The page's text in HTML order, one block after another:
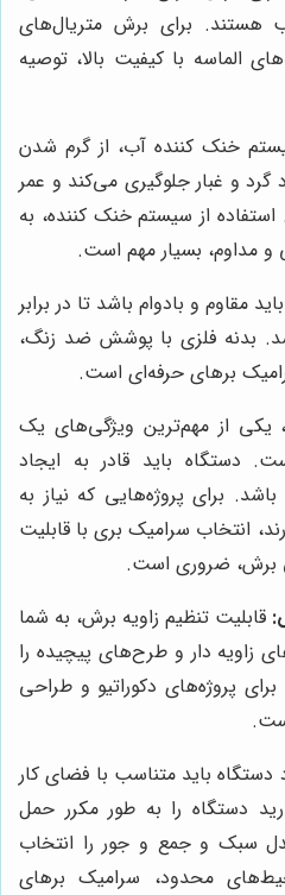
هستند. برای برش متریال‌های
الماسه با کیفیت بالا، توصیه
خنک کننده آب، از گرم شدن
گرد و غبار جلوگیری می‌کند و عمر
از سیستم خنک کننده، به
و مداوم، بسیار مهم است.
مقاوم و بادوام باشد تا در برابر
بدنه فلزی با پوشش ضد زنگ،
برهای حرفه‌ای است.
از مهم‌ترین ویژگی‌های یک
دستگاه باید قادر به ایجاد
برای پروژه‌هایی که نیاز به
انتخاب سرامیک بری با قابلیت
برش، ضروری است.
قابلیت تنظیم زاویه برش، به شما
زاویه دار و طرح‌های پیچیده را
پروژه‌های دکوراتیو و طراحی
دستگاه باید متناسب با فضای کار
دستگاه را به طور مکرر حمل
سبک و جمع و جور را انتخاب
محدود، سرامیک برهای